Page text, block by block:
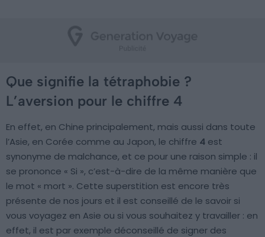
Que signifie la tétraphobie ?
L’aversion pour le chiffre 4
En effet, en Chine principalement, mais aussi dans toute
l’Asie, en Corée comme au Japon, le chiffre 4 est
synonyme de malchance, et ce pour une raison simple : il
se prononce « Si », c’est-à-dire de la même manière que
le mot « mort ». Cette superstition est encore très
présente de nos jours et il est conseillé de le savoir si
vous voyagez en Asie ou si vous souhaitez y travailler : en
effet, il est par exemple déconseillé de signer des